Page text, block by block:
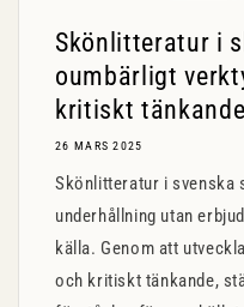
Skönlitteratur i
oumbärligt
kritiskt tänkande
26 MARS 2025
Skönlitteratur i svenska
underhållning utan
källa. Genom att
och kritiskt tänkande,